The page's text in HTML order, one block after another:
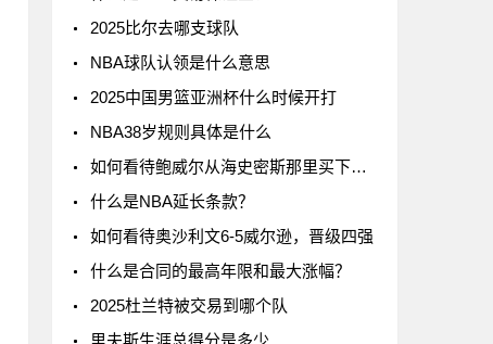
2025比尔去哪支球队
NBA球队认领是什么意思
2025中国男篮亚洲杯什么时候开打
NBA38岁规则具体是什么
如何看待鲍威尔从海史密斯那里买下了24号球衣
什么是NBA延长条款？
如何看待奥沙利文6-5威尔逊，晋级四强
什么是合同的最高年限和最大涨幅？
2025杜兰特被交易到哪个队
里夫斯生涯总得分是多少